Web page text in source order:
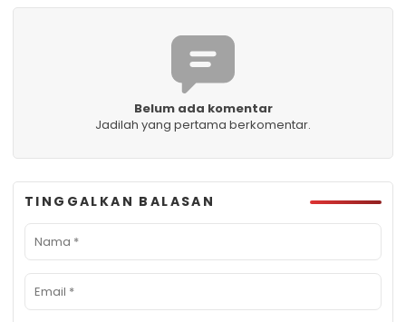
Belum ada komentar
Jadilah yang pertama berkomentar.
TINGGALKAN BALASAN